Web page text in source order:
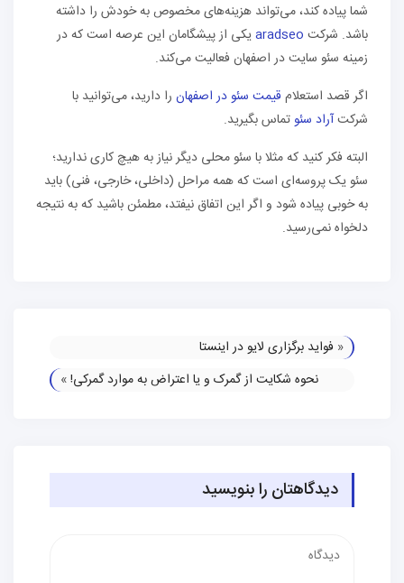
شما پیاده کند، می‌تواند هزینه‌های مخصوص به خودش را داشته
باشد. شرکت aradseoیکی از پیشگامان این عرصه است که در
زمینه سئو سایت در اصفهان فعالیت می‌کند.
اگر قصد استعلام قیمت سئو در اصفهان را دارید، می‌توانید با
شرکتآراد سئوتماس بگیرید.
البته فکر کنید که مثلا با سئو محلی دیگر نیاز به هیچ کاری ندارید؛
سئو یک پروسه‌ای است که همه مراحل (داخلی، خارجی، فنی) باید
به خوبی پیاده شود و اگر این اتفاق نیفتد، مطمئن باشید که به نتیجه
دلخواه نمی‌رسید.
« فواید برگزاری لایو در اینستا
نحوه شکایت از گمرک و یا اعتراض به موارد گمرکی!»
دیدگاهتان را بنویسید